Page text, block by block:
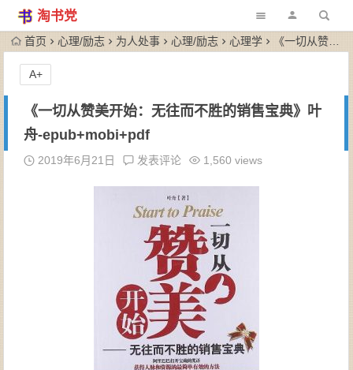
淘书党
首页 心理/励志 为人处事 心理/励志 心理学 《一切从赞美开始：无往而不胜的销售宝典》叶舟-epub+mobi+pdf
《一切从赞美开始：无往而不胜的销售宝典》叶
舟-epub+mobi+pdf
2019年6月21日 发表评论 1,560 views
A+